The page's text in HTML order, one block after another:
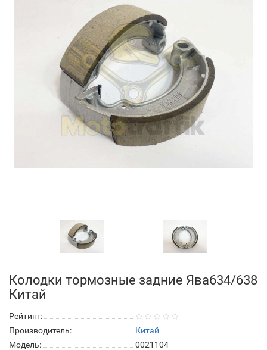
Колодки тормозные задние Ява634/638
Китай
Рейтинг:
Производитель:
Китай
Модель:
0021104